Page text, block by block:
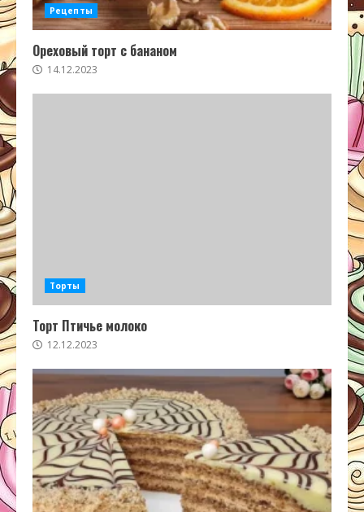
Рецепты
Ореховый торт с бананом
14.12.2023
Торты
Торт Птичье молоко
12.12.2023